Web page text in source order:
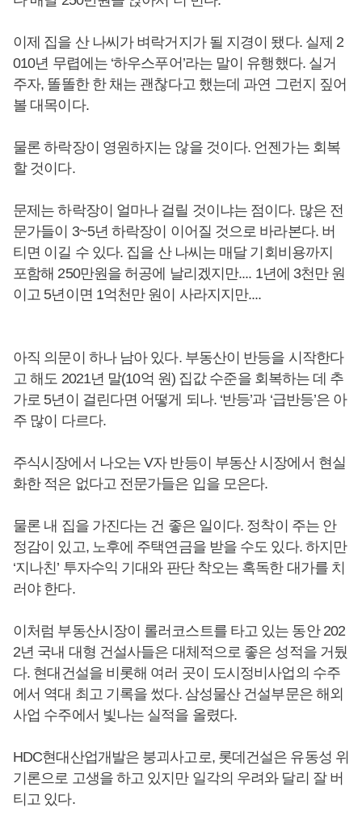
이제 집을 산 나씨가 벼락거지가 될 지경이 됐다. 실제 2
010년 무렵에는 ‘하우스푸어’라는 말이 유행했다. 실거
주자, 똘똘한 한 채는 괜찮다고 했는데 과연 그런지 짚어
볼 대목이다.
물론 하락장이 영원하지는 않을 것이다. 언젠가는 회복
할 것이다.
문제는 하락장이 얼마나 걸릴 것이냐는 점이다. 많은 전
문가들이 3~5년 하락장이 이어질 것으로 바라본다. 버
티면 이길 수 있다. 집을 산 나씨는 매달 기회비용까지
포함해 250만원을 허공에 날리겠지만.... 1년에 3천만 원
이고 5년이면 1억천만 원이 사라지지만....
아직 의문이 하나 남아 있다. 부동산이 반등을 시작한다
고 해도 2021년 말(10억 원) 집값 수준을 회복하는 데 추
가로 5년이 걸린다면 어떻게 되나. ‘반등’과 ‘급반등’은 아
주 많이 다르다.
주식시장에서 나오는 V자 반등이 부동산 시장에서 현실
화한 적은 없다고 전문가들은 입을 모은다.
물론 내 집을 가진다는 건 좋은 일이다. 정착이 주는 안
정감이 있고, 노후에 주택연금을 받을 수도 있다. 하지만
‘지나친’ 투자수익 기대와 판단 착오는 혹독한 대가를 치
러야 한다.
이처럼 부동산시장이 롤러코스트를 타고 있는 동안 202
2년 국내 대형 건설사들은 대체적으로 좋은 성적을 거뒀
다. 현대건설을 비롯해 여러 곳이 도시정비사업의 수주
에서 역대 최고 기록을 썼다. 삼성물산 건설부문은 해외
사업 수주에서 빛나는 실적을 올렸다.
HDC현대산업개발은 붕괴사고로, 롯데건설은 유동성 위
기론으로 고생을 하고 있지만 일각의 우려와 달리 잘 버
티고 있다.